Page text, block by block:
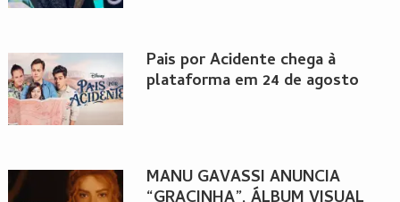
Pais por Acidente chega à
plataforma em 24 de agosto
MANU GAVASSI ANUNCIA